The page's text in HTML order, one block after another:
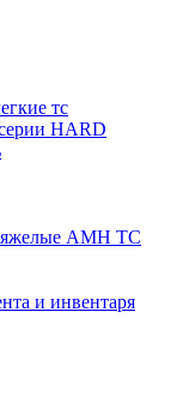
тс
HARD
AMH TC
и инвентаря